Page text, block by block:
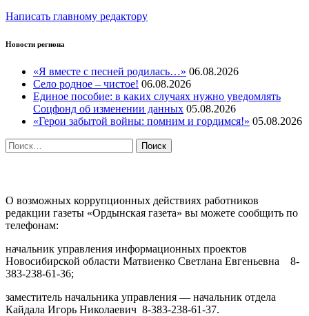
Написать главному редактору
Новости региона
«Я вместе с песней родилась…» 06.08.2026
Село родное – чистое! 06.08.2026
Единое пособие: в каких случаях нужно уведомлять
Соцфонд об изменении данных 05.08.2026
«Герои забытой войны: помним и гордимся!» 05.08.2026
Найти:
О возможных коррупционных действиях работников
редакции газеты «Ордынская газета» вы можете сообщить по
телефонам:
начальник управления информационных проектов
Новосибирской области Матвиенко Светлана Евгеньевна 8-
383-238-61-36;
заместитель начальника управления — начальник отдела
Кайдала Игорь Николаевич 8-383-238-61-37.